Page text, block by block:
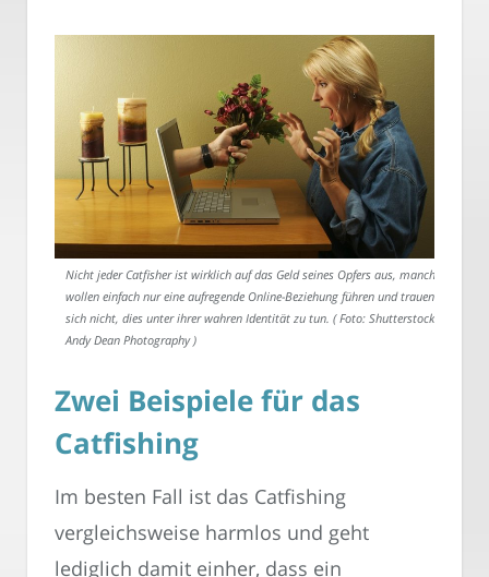
Nicht jeder Catfisher ist wirklich auf das Geld seines Opfers aus, manche
wollen einfach nur eine aufregende Online-Beziehung führen und trauen
sich nicht, dies unter ihrer wahren Identität zu tun. ( Foto: Shutterstock-
Andy Dean Photography )
Zwei Beispiele für das
Catfishing
Im besten Fall ist das Catfishing
vergleichsweise harmlos und geht
lediglich damit einher, dass ein